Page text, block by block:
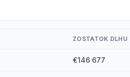
ZOSTATOK DLHU
€146 677